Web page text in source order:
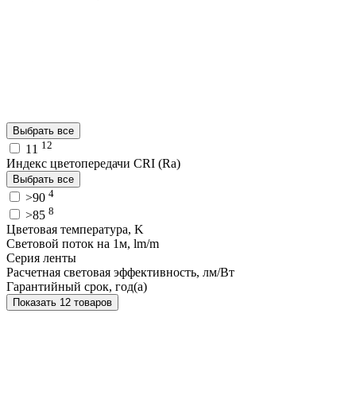
Выбрать все
11 12
Индекс цветопередачи CRI (Ra)
Выбрать все
>90 4
>85 8
Цветовая температура, K
Световой поток на 1м, lm/m
Серия ленты
Расчетная световая эффективность, лм/Вт
Гарантийный срок, год(а)
Показать 12 товаров